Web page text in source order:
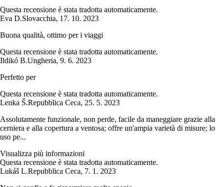
Questa recensione è stata tradotta automaticamente.
Eva D.Slovacchia, 17. 10. 2023
Buona qualità, ottimo per i viaggi
Questa recensione è stata tradotta automaticamente.
Ildikó B.Ungheria, 9. 6. 2023
Perfetto per
Questa recensione è stata tradotta automaticamente.
Lenka Š.Repubblica Ceca, 25. 5. 2023
Assolutamente funzionale, non perde, facile da maneggiare grazie alla
cerniera e alla copertura a ventosa; offre un'ampia varietà di misure; lo
uso pe...
Visualizza più informazioni
Questa recensione è stata tradotta automaticamente.
Lukáš L.Repubblica Ceca, 7. 1. 2023